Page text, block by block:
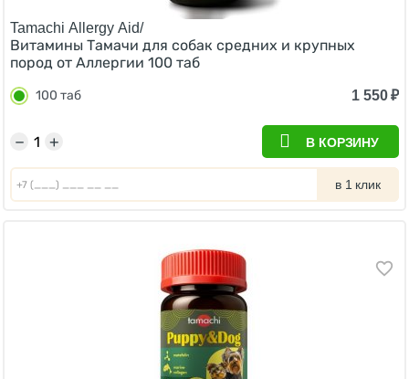
Tamachi Allergy Aid/
Витамины Тамачи для собак средних и крупных
пород от Аллергии 100 таб
100 таб 1 550₽
+
− В КОРЗИНУ
в 1 клик